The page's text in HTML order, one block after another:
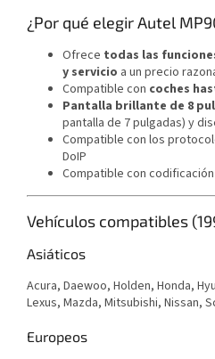
¿Por qué elegir Autel
Ofrece todas las
y servicio a un precio
Compatible con coches
Pantalla brillante de 8
pantalla de 7 pulgadas) y
Compatible con los
DoIP
Compatible con
Vehículos compatibles
Asiáticos
Acura, Daewoo, Holden, Honda,
Lexus, Mazda, Mitsubishi, Nissan,
Europeos